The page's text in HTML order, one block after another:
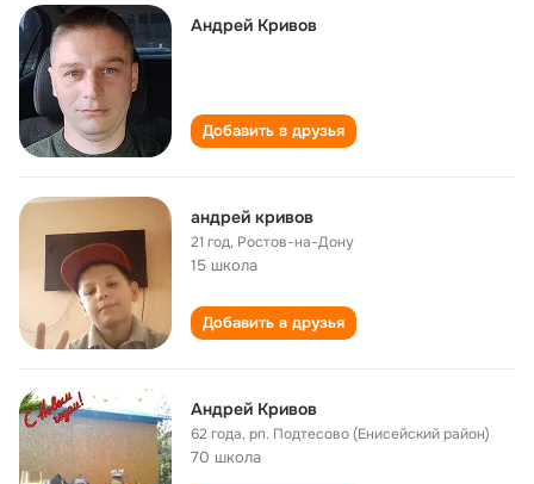
Андрей Кривов
Добавить в друзья
андрей кривов
21 год, Ростов-на-Дону
15 школа
Добавить в друзья
Андрей Кривов
62 года,рп. Подтесово (Енисейский район)
70 школа